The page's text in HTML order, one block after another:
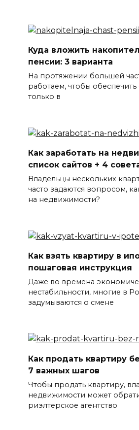
Куда вложить
пенсии: 3 варианта
На протяжении большей
работаем, чтобы обеспечить
только в
Как заработать на
список сайтов + 4
Владельцы нескольких
часто задаются вопросом,
на недвижимости?
Как взять квартиру в
пошаговая инструкция
Даже во времена
нестабильности, многие в
задумываются о смене
Как продать квартиру
7 важных шагов
Чтобы продать квартиру,
недвижимости может
риэлтерское агентство